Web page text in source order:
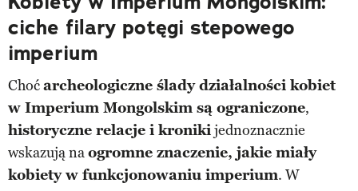
ciche filary potęgi stepowego
imperium
Choćarcheologiczne ślady działalności kobiet
w Imperium Mongolskim są ograniczone,
historyczne relacje i kronikijednoznacznie
wskazują naogromne znaczenie, jakie miały
kobiety w funkcjonowaniu imperium. W